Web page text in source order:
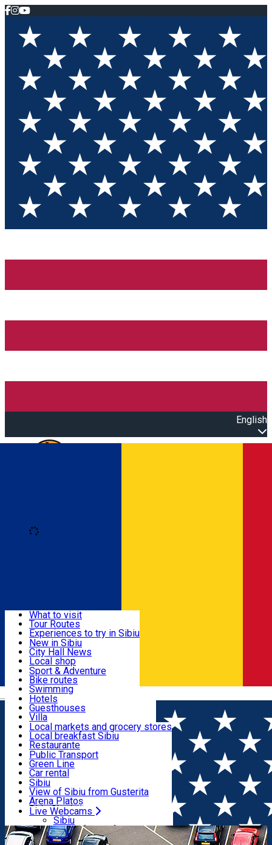
English
Română
Useful info
Activities & Adventure
Accommodation
Food, Drinks & Nightlife
Transport & Parking
Live Webcams
What to visit
Tour Routes
Experiences to try in Sibiu
Podcast
Culture
Museums
Churches
Parks, Zoo
County of Sibiu
New in Sibiu
City Hall News
Local shop
Sibiu artisans
Sibiul Verde
Public services
Education
How do I get to Sibiu
Tourist Info
Tour Guides
Guided tours
Publicații locale
Beauty salons
Sport & Adventure
Bike routes
Swimming
Riding
Indoor activities
Loc de joacă indoor
Loc de joacă outdoor
Ski
Ice skating
Yoga
Hotels
Guesthouses
Villa
Hostels
Motel
Camping
Renting rooms
Rooms for rent
Accommodation outside Sibiu
Local markets and grocery stores
Local breakfast Sibiu
Restaurante
Pizza
Fast Food
Coffee
Sweets
Pub, Bar
Night clubs
Bakeries
Public Transport
Green Line
Car rental
Rent a bike
Scooter rentals
Taxi
Ride Sharing
Parking tickets
Parking places
Electric vehicle charging points
Sibiu
View of Sibiu from Gusterita
Arena Platoș
Live Webcams
Sibiu
View of Sibiu from Gusterita
Arena Platoș
Home Car parking Parcare - N. Teclu